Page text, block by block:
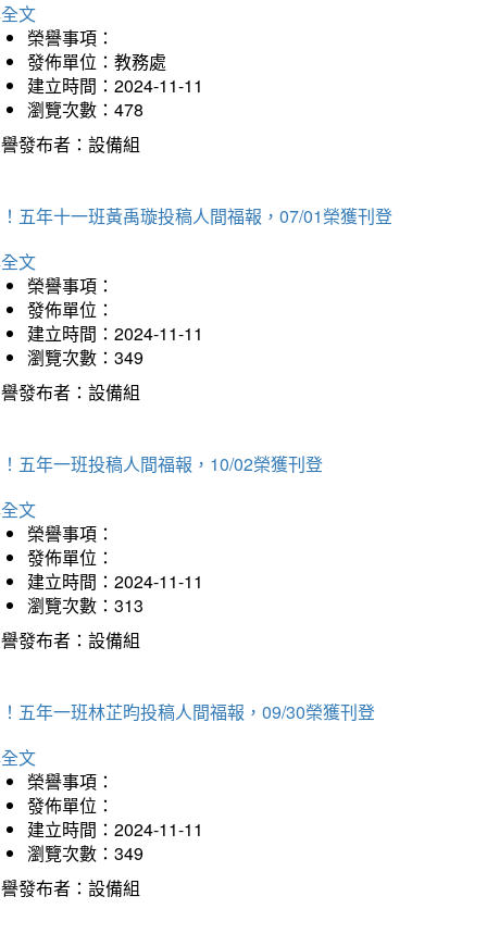
文
榮譽事項：
發佈單位：教務處
建立時間：2024-11-11
瀏覽次數：478
發布者：設備組
五年十一班黃禹璇投稿人間福報，07/01榮獲刊登
文
榮譽事項：
發佈單位：
建立時間：2024-11-11
瀏覽次數：349
發布者：設備組
五年一班投稿人間福報，10/02榮獲刊登
文
榮譽事項：
發佈單位：
建立時間：2024-11-11
瀏覽次數：313
發布者：設備組
五年一班林芷昀投稿人間福報，09/30榮獲刊登
文
榮譽事項：
發佈單位：
建立時間：2024-11-11
瀏覽次數：349
發布者：設備組